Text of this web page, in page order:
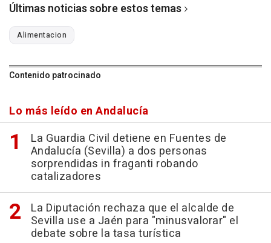
Últimas noticias sobre estos temas
Alimentacion
Contenido patrocinado
Lo más leído en Andalucía
La Guardia Civil detiene en Fuentes de
Andalucía (Sevilla) a dos personas
sorprendidas in fraganti robando
catalizadores
La Diputación rechaza que el alcalde de
Sevilla use a Jaén para "minusvalorar" el
debate sobre la tasa turística